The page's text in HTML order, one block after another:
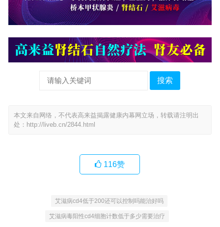
搜索
本文来自网络，不代表高来益揭露健康内幕网立场，转载请注明出
处： http://liveb.cn/2844.html
116赞
艾滋病cd4低于200还可以控制吗能治好吗
艾滋病毒阳性cd4细胞计数低于多少需要治疗